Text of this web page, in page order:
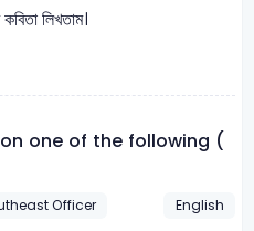
লিখতাম।
one of the following (
Officer
English